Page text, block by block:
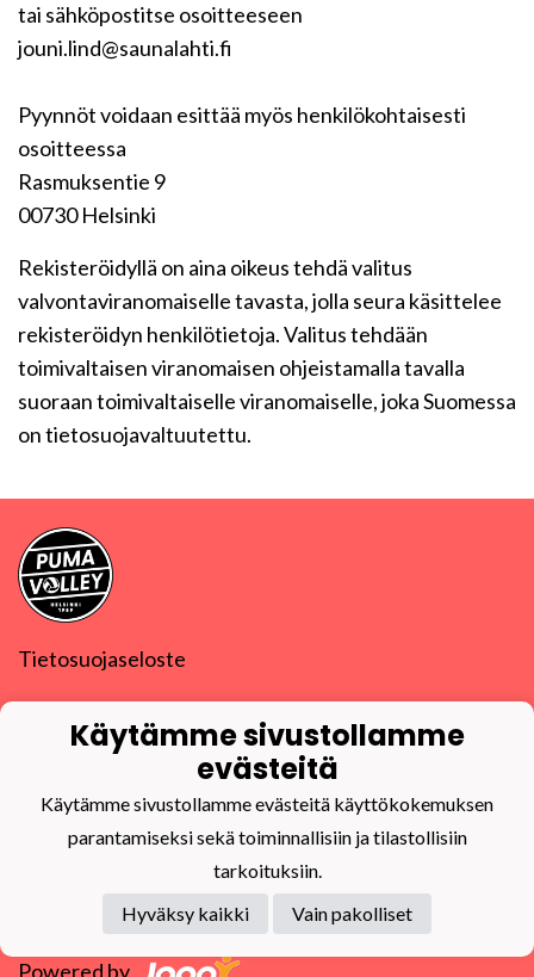
tai sähköpostitse osoitteeseen
jouni.lind@saunalahti.fi
Pyynnöt voidaan esittää myös henkilökohtaisesti
osoitteessa
Rasmuksentie 9
00730 Helsinki
Rekisteröidyllä on aina oikeus tehdä valitus
valvontaviranomaiselle tavasta, jolla seura käsittelee
rekisteröidyn henkilötietoja. Valitus tehdään
toimivaltaisen viranomaisen ohjeistamalla tavalla
suoraan toimivaltaiselle viranomaiselle, joka Suomessa
on tietosuojavaltuutettu.
Tietosuojaseloste
Y-tunnus0832270-9
puma@puma-volley.fi
Linkki muihin yhteystietoihin
PuMa-Webmail
Powered by
Käytämme sivustollamme
evästeitä
Käytämme sivustollamme evästeitä käyttökokemuksen
parantamiseksi sekä toiminnallisiin ja tilastollisiin
tarkoituksiin.
Hyväksy kaikki
Vain pakolliset